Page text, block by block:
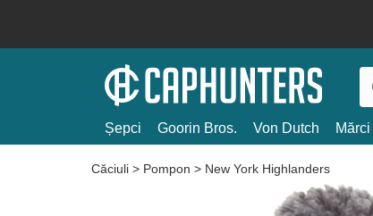
Șepci Goorin Bros. Von Dutch Mărci
Căciuli > Pompon > New York Highlanders